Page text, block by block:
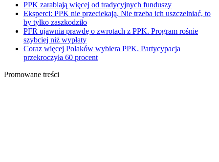
PPK zarabiają więcej od tradycyjnych funduszy
Eksperci: PPK nie przeciekają. Nie trzeba ich uszczelniać, to
by tylko zaszkodziło
PFR ujawnia prawdę o zwrotach z PPK. Program rośnie
szybciej niż wypłaty
Coraz więcej Polaków wybiera PPK. Partycypacja
przekroczyła 60 procent
Promowane treści